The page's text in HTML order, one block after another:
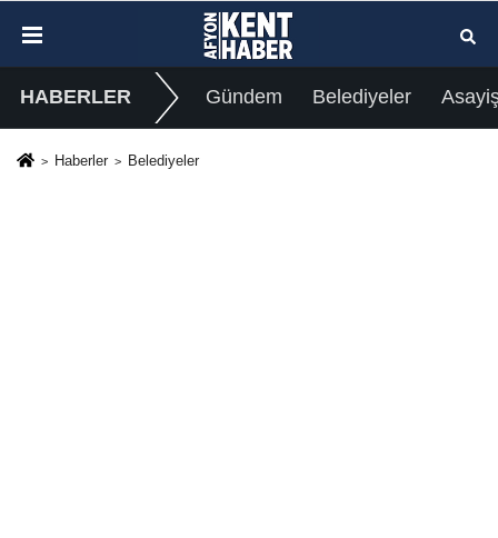
HABERLER Gündem Belediyeler
Haberler Belediyeler